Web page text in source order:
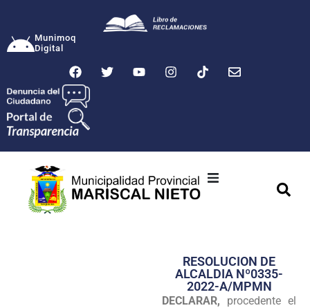
Munimoq
Digital
Transparencia
Seguridad
RESOLUCION DE
ALCALDIA Nº0335-
2022-A/MPMN
DECLARAR, procedente el